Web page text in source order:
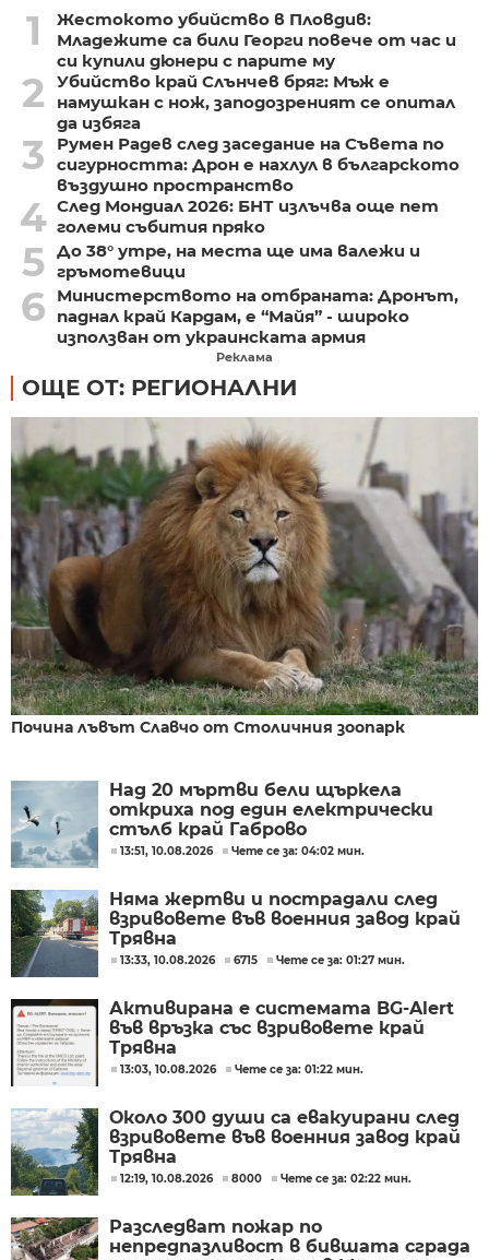
1
Жестокото убийство в Пловдив:
Младежите са били Георги повече от час и
си купили дюнери с парите му
2
Убийство край Слънчев бряг: Мъж е
намушкан с нож, заподозреният се опитал
да избяга
3
Румен Радев след заседание на Съвета по
сигурността: Дрон е нахлул в българското
въздушно пространство
4 След Мондиал 2026: БНТ излъчва още пет
големи събития пряко
5 До 38° утре, на места ще има валежи и
гръмотевици
6
Министерството на отбраната: Дронът,
паднал край Кардам, е “Майя” - широко
използван от украинската армия
Реклама
ОЩЕ ОТ: РЕГИОНАЛНИ
Почина лъвът Славчо от Столичния зоопарк
Над 20 мъртви бели щъркела
откриха под един електрически
стълб край Габрово
13:51, 10.08.2026 Чете се за: 04:02 мин.
Няма жертви и пострадали след
взривовете във военния завод край
Трявна
13:33, 10.08.2026 6715 Чете се за: 01:27 мин.
Активирана е системата BG-Alert
във връзка със взривовете край
Трявна
13:03, 10.08.2026 Чете се за: 01:22 мин.
Около 300 души са евакуирани след
взривовете във военния завод край
Трявна
12:19, 10.08.2026 8000 Чете се за: 02:22 мин.
Разследват пожар по
непредпазливост в бившата сграда